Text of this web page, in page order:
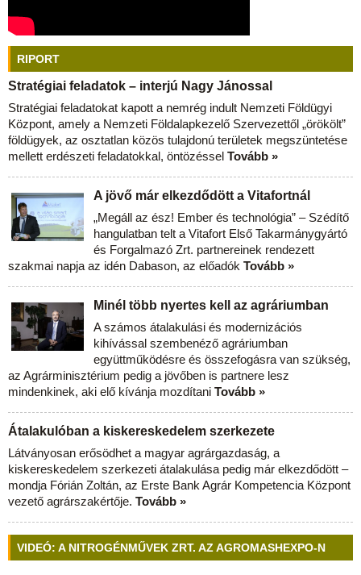
RIPORT
Stratégiai feladatok – interjú Nagy Jánossal
Stratégiai feladatokat kapott a nemrég indult Nemzeti Földügyi
Központ, amely a Nemzeti Földalapkezelő Szervezettől „örökölt”
földügyek, az osztatlan közös tulajdonú területek megszüntetése
mellett erdészeti feladatokkal, öntözéssel Tovább »
A jövő már elkezdődött a Vitafortnál
„Megáll az ész! Ember és technológia” – Szédítő
hangulatban telt a Vitafort Első Takarmánygyártó
és Forgalmazó Zrt. partnereinek rendezett
szakmai napja az idén Dabason, az előadók Tovább »
Minél több nyertes kell az agráriumban
A számos átalakulási és modernizációs
kihívással szembenéző agráriumban
együttműködésre és összefogásra van szükség,
az Agrárminisztérium pedig a jövőben is partnere lesz
mindenkinek, aki elő kívánja mozdítani Tovább »
Átalakulóban a kiskereskedelem szerkezete
Látványosan erősödhet a magyar agrárgazdaság, a
kiskereskedelem szerkezeti átalakulása pedig már elkezdődött –
mondja Fórián Zoltán, az Erste Bank Agrár Kompetencia Központ
vezető agrárszakértője. Tovább »
VIDEÓ: A NITROGÉNMŰVEK ZRT. AZ AGROMASHEXPO-N